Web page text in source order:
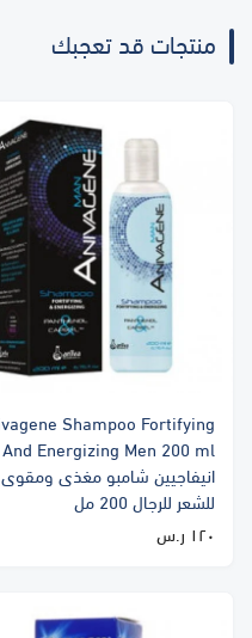
منتجات قد تعجبك
Shampoo Fortifying
انيفاجيين شامبو مغذى ومقوى
للشعر للرجال 200 مل
١٢٠ ر.س